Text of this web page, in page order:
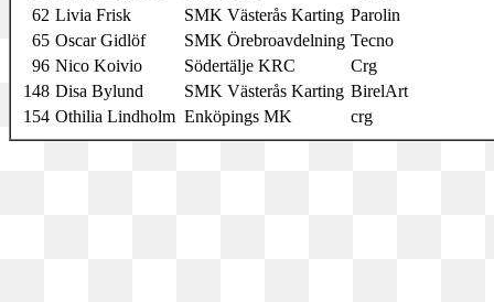
62 Livia Frisk SMK Västerås Karting Parolin
65 Oscar Gidlöf SMK Örebroavdelning Tecno
96 Nico Koivio Södertälje KRC
Crg
148 Disa Bylund SMK Västerås Karting BirelArt
154 Othilia Lindholm Enköpings MK crg